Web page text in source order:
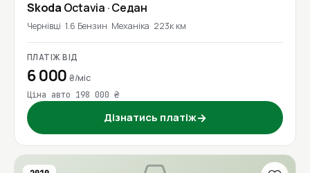
Skoda Octavia · Седан
Чернівці 1.6 Бензин Механіка 223к км
ПЛАТІЖ ВІД
6 000₴/міс
Ціна авто 198 000 ₴
Дізнатись платіж→